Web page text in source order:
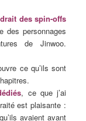
des spin-offs
des personnages
de Jinwoo.
ce qu’ils sont
, ce que j’ai
est plaisante :
avaient avant